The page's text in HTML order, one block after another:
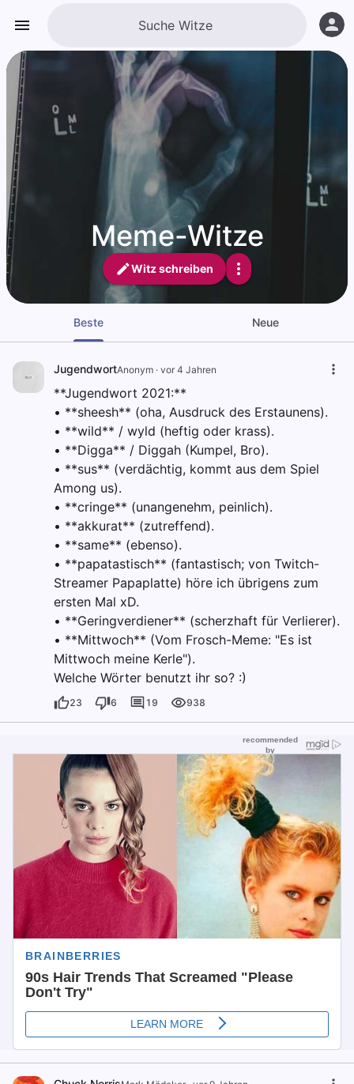
Meme-Witze
Witz schreiben
Beste Neue
JugendwortAnonym · vor 4 Jahren
**Jugendwort 2021:**
• **sheesh** (oha, Ausdruck des Erstaunens).
• **wild** / wyld (heftig oder krass).
• **Digga** / Diggah (Kumpel, Bro).
• **sus** (verdächtig, kommt aus dem Spiel
Among us).
• **cringe** (unangenehm, peinlich).
• **akkurat** (zutreffend).
• **same** (ebenso).
• **papatastisch** (fantastisch; von Twitch-
Streamer Papaplatte) höre ich übrigens zum
ersten Mal xD.
• **Geringverdiener** (scherzhaft für Verlierer).
• **Mittwoch** (Vom Frosch-Meme: "Es ist
Mittwoch meine Kerle").
Welche Wörter benutzt ihr so? :)
23 6 19 938